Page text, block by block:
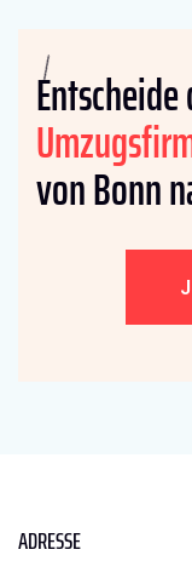
von Bonn
ADRESSE